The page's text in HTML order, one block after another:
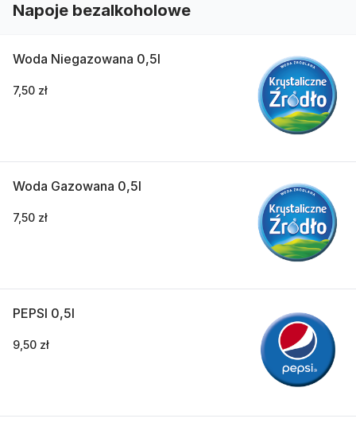
Napoje bezalkoholowe
Woda Niegazowana 0,5l
7,50 zł
Woda Gazowana 0,5l
7,50 zł
PEPSI 0,5l
9,50 zł